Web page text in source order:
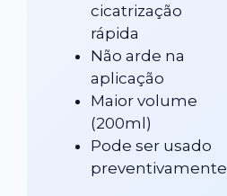
cicatrização
rápida
Não arde na
aplicação
Maior volume
(200ml)
Pode ser usado
preventivamente